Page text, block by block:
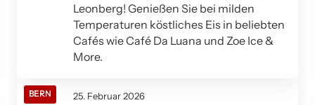
Leonberg! Genießen Sie bei milden
Temperaturen köstliches Eis in beliebten
Cafés wie Café Da Luana und Zoe Ice &
More.
BERN 25. Februar 2026